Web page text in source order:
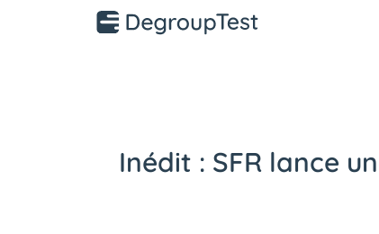
Inédit : SFR lance